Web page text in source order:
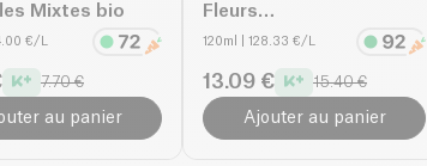
Mixtes bio
€/L
7.70 €
au panier
Fleurs
Méditérranéennes
120ml | 128.33 €/L
13.09 € 15.40 €
Ajouter au panier